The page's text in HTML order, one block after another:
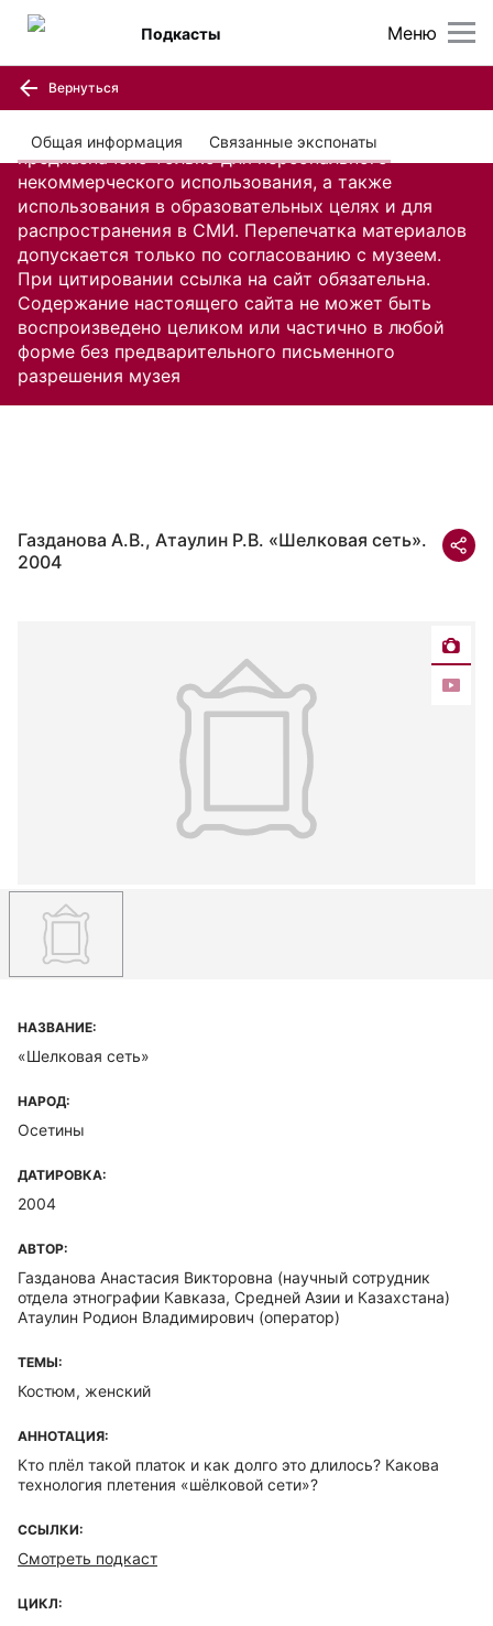
Содержание настоящего сайта, включая все
изображения и текстовую информацию,
предназначено только для персонального
некоммерческого использования, а также
использования в образовательных целях и для
распространения в СМИ. Перепечатка материалов
допускается только по согласованию с музеем.
При цитировании ссылка на сайт обязательна.
Содержание настоящего сайта не может быть
воспроизведено целиком или частично в любой
форме без предварительного письменного
разрешения музея
Меню
Подкасты
Вернуться
Общая информация Связанные экспонаты
Газданова А.В., Атаулин Р.В. «Шелковая сеть».
2004
НАЗВАНИЕ:
«Шелковая сеть»
НАРОД:
Осетины
ДАТИРОВКА:
2004
АВТОР:
Газданова Анастасия Викторовна (научный сотрудник
отдела этнографии Кавказа, Средней Азии и Казахстана)
Атаулин Родион Владимирович (оператор)
ТЕМЫ:
Костюм, женский
АННОТАЦИЯ:
Кто плёл такой платок и как долго это длилось? Какова
технология плетения «шёлковой сети»?
ССЫЛКИ:
Смотреть подкаст
ЦИКЛ: